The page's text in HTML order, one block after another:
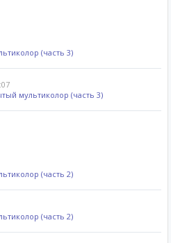
(часть 3)
мультиколор (часть 3)
(часть 2)
(часть 2)